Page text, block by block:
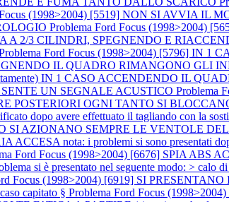
Focus (1998>2004) [5519] NON SI AVVIA IL
Problema Ford Focus (1998>2004)
A 2/3 CILINDRI, SPEGNENDO E
Ford Focus (1998>2004) [5796] IN
IL QUADRO RIMANGONO GLI
IN 1 CASO ACCENDENDO IL
UN SEGNALE ACUSTICO Problema
POSTERIORI OGNI TANTO SI
dopo avere effettuato il tagliando con la
SI AZIONANO SEMPRE LE VENTOLE
nota: i problemi si sono presentati
Ford Focus (1998>2004) [6676] SPIA ABS
si è presentato nel seguente modo: > calo
Focus (1998>2004) [6919] SI
capitato § Problema Ford Focus